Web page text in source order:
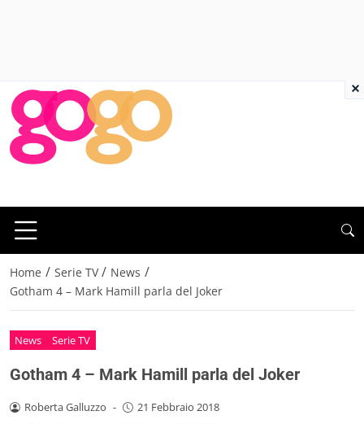
Home / Serie TV / News /
Gotham 4 – Mark Hamill parla del Joker
News Serie TV
Gotham 4 – Mark Hamill parla del Joker
Roberta Galluzzo - 21 Febbraio 2018
×